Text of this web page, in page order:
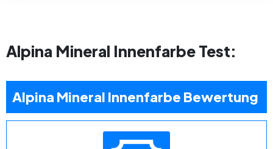
Alpina Mineral Innenfarbe Test:
Alpina Mineral Innenfarbe Bewertung